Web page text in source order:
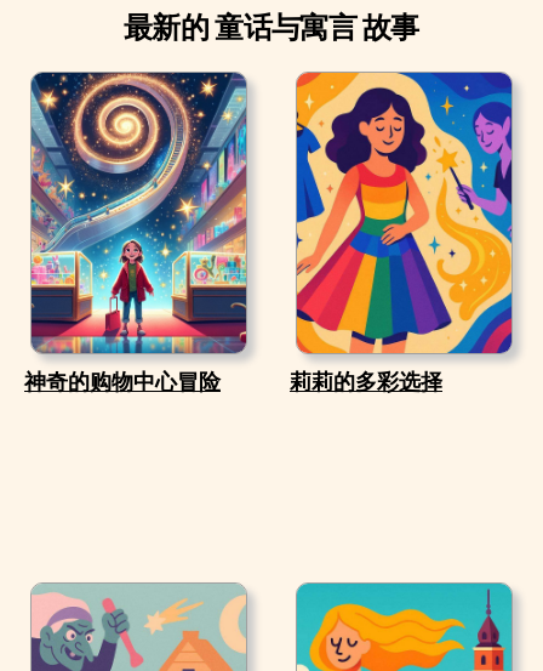
最新的 童话与寓言 故事
神奇的购物中心冒险 莉莉的多彩选择